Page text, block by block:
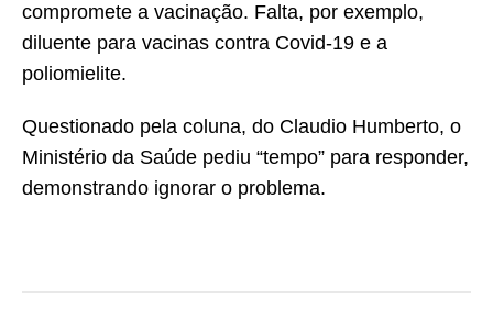
compromete a vacinação. Falta, por exemplo,
diluente para vacinas contra Covid-19 e a
poliomielite.
Questionado pela coluna, do Claudio Humberto, o
Ministério da Saúde pediu “tempo” para responder,
demonstrando ignorar o problema.